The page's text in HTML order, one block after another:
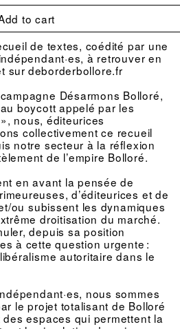
to cart
de textes, coédité par une
à retrouver en
sur deborderbollore.fr
Désarmons Bolloré,
boycott appelé par les
nous, éditeurices
collectivement ce recueil
notre secteur à la réflexion
de l’empire Bolloré.
en avant la pensée de
d’éditeurices et de
ou subissent les dynamiques
droitisation du marché.
depuis sa position
à cette question urgente :
autoritaire dans le
nous sommes
le projet totalisant de Bolloré
espaces qui permettent la